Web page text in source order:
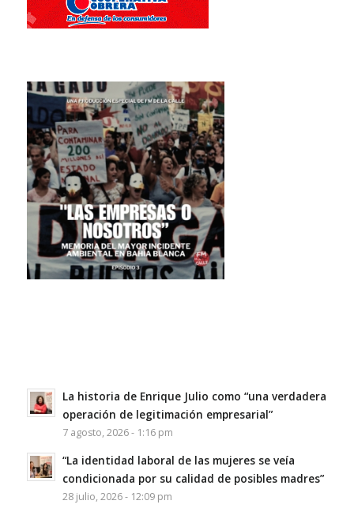
La historia de Enrique Julio como “una verdadera
operación de legitimación empresarial”
7 agosto, 2026 - 1:16 pm
“La identidad laboral de las mujeres se veía
condicionada por su calidad de posibles madres”
28 julio, 2026 - 12:09 pm